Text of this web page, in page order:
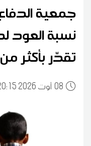
جمعية
نسبة العود
تقدّر بأكثر من 30 بالمائة
0820:15 2026 أوت